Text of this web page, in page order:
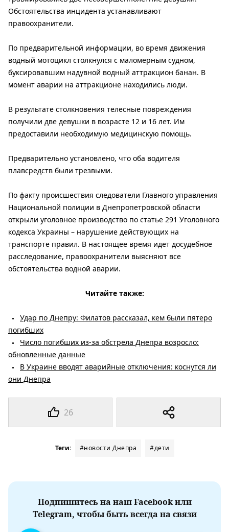
26
Обстоятельства инцидента устанавливают
правоохранители.
По предварительной информации, во время движения
водный мотоцикл столкнулся с маломерным судном,
буксировавшим надувной водный аттракцион банан. В
момент аварии на аттракционе находились люди.
В результате столкновения телесные повреждения
получили две девушки в возрасте 12 и 16 лет. Им
предоставили необходимую медицинскую помощь.
Предварительно установлено, что оба водителя
плавсредств были трезвыми.
По факту происшествия следователи Главного управления
Национальной полиции в Днепропетровской области
открыли уголовное производство по статье 291 Уголовного
кодекса Украины – нарушение действующих на
транспорте правил. В настоящее время идет досудебное
расследование, правоохранители выясняют все
обстоятельства водной аварии.
Читайте также:
Удар по Днепру: Филатов рассказал, кем были пятеро
погибших
Число погибших из-за обстрела Днепра возросло:
обновленные данные
В Украине вводят аварийные отключения: коснутся ли
они Днепра
Теги: #новости Днепра #дети
Подпишитесь на наш Facebook или
Telegram, чтобы быть всегда на связи